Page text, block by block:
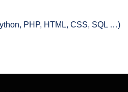
PHP, HTML, CSS, SQL …)